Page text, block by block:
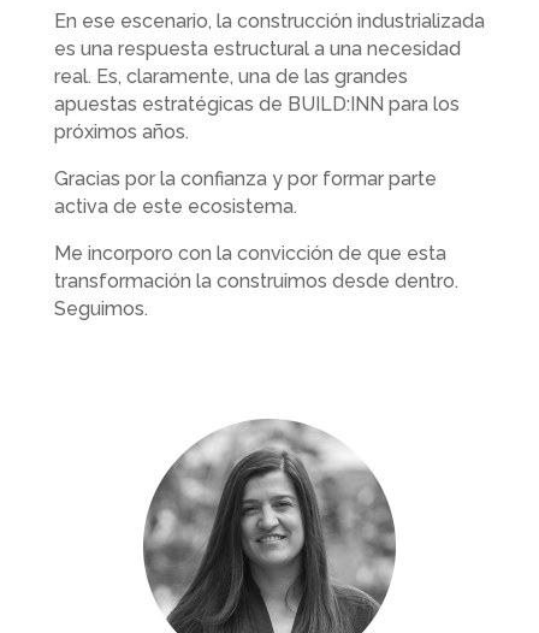
En ese escenario, la construcción industrializada
es una respuesta estructural a una necesidad
real. Es, claramente, una de las grandes
apuestas estratégicas de BUILD:INN para los
próximos años.
Gracias por la confianza y por formar parte
activa de este ecosistema.
Me incorporo con la convicción de que esta
transformación la construimos desde dentro.
Seguimos.